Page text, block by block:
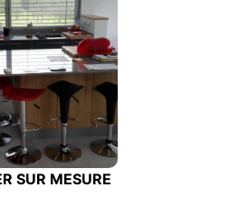
SUR MESURE